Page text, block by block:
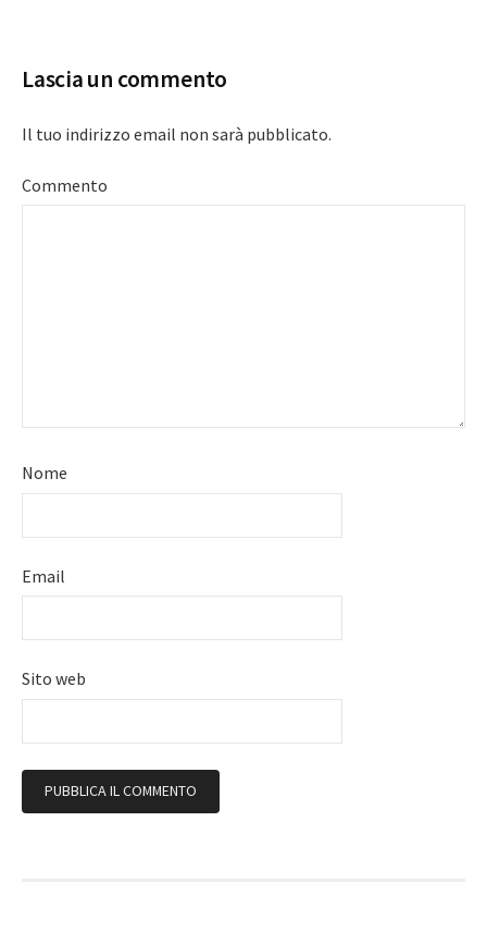
Lascia un commento
Il tuo indirizzo email non sarà pubblicato.
Commento
Nome
Email
Sito web